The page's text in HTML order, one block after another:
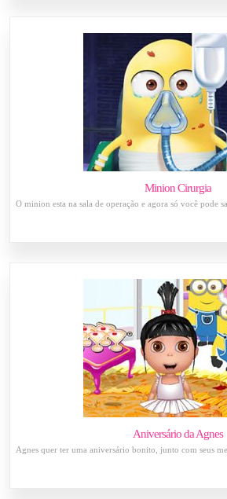
Minion Cirurgia
O minion esta na sala de operação e agora só você pode
Aniversário da Agnes
Agnes quer ter uma aniversário bonito, junto com seus